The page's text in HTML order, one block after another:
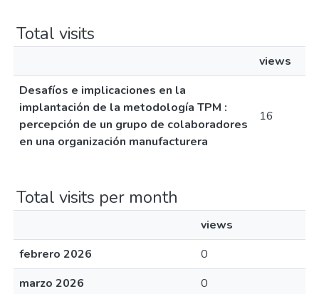
Total visits
views
Desafíos e implicaciones en la
implantación de la metodología TPM :
percepción de un grupo de colaboradores
en una organización manufacturera
16
Total visits per month
views
febrero 2026
0
marzo 2026
0